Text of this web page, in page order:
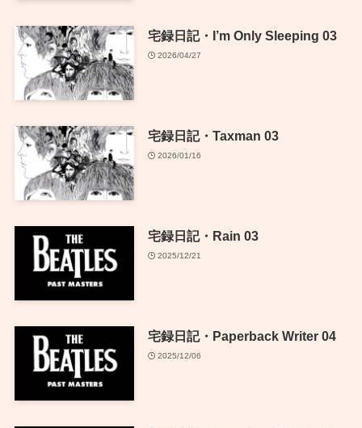
宅録日記・I’m Only Sleeping 03
2026/04/27
宅録日記・Taxman 03
2026/01/16
宅録日記・Rain 03
2025/12/21
宅録日記・Paperback Writer 04
2025/12/06